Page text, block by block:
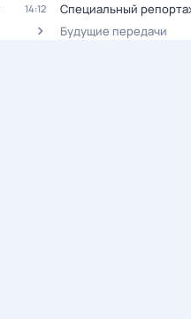
14:12
Специальный
Будущие передачи